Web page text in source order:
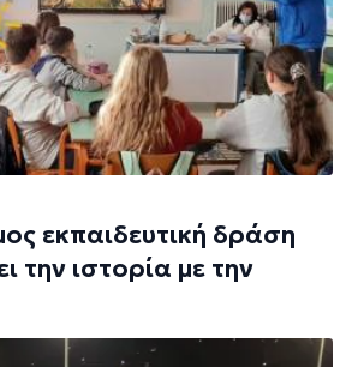
εκπαιδευτική δράση
την ιστορία με την